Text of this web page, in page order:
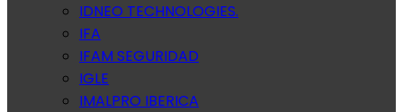
IDNEO TECHNOLOGIES.
IFA
IFAM SEGURIDAD
IGLE
IMALPRO IBERICA